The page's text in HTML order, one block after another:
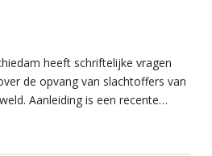
heeft schriftelijke vragen
de opvang van slachtoffers van
Aanleiding is een recente